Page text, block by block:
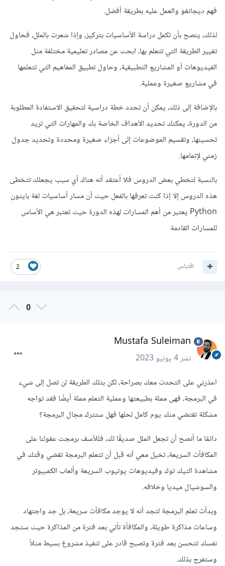
فهم ديجانغو والعمل عليه بطريقة أفضل.
لذلك، ينصح بأن تكمل دراسة الأساسيات بتركيز، وإذا شعرت بالملل، فحاول
تغيير الطريقة التي تتعلم بها، ابحث عن مصادر تعليمية مختلفة مثل
الفيديوهات أو المشاريع التطبيقية، وحاول تطبيق المفاهيم التي تتعلمها
في مشاريع صغيرة وعملية.
بالإضافة إلى ذلك، يمكن أن تحدد خطة دراسية لتحقيق الاستفادة المطلوبة
من الدورة، يمكنك تحديد الأهداف الخاصة بك والمهارات التي تريد
تحسينها، وتقسيم الموضوعات إلى أجزاء صغيرة ومحددة وتحديد جدول
زمني لإتمامها.
بالنسبة لتخطي بعض الدروس فلا أعتقد أنه هناك أي سبب يجعلك تتخطى
هذه الدروس إلا إذا كنت تعرفها بالفعل حيث أن مسار أساسيات لغة بايثون
Python يعتبر من أهم المسارات لهذه الدورة حيث تعتبر هي الأساس
للمسارات القادمة
2 اقتباس
0
Mustafa Suleiman
نشر4 يونيو 2023
اعذرني على التحدث معك بصراحة، لكن بتلك الطريقة لن تصل إلى شيء
في البرمجة، فهى مملة بطبيعتها وعملية التعلم مملة أيضًا فقد تواجه
مشكلة تقتضي منك يوم كامل لحلها فهل ستترك مجال البرمجة؟
دائمًا ما أنصح أن تجعل الملل صديقًا لك، فللأسف برمجت عقولنا على
المكافآت السريعة، تخيل معي أنه قبل أن تتعلم البرمجة تقضي وقتك في
مشاهدة التيك توك وفيديوهات يوتيوب السريعة وألعاب الكمبيوتر
والسوشيال ميديا وخلافه.
وبدأت تعلم البرمجة لتجد أنه لا يوجد مكافآت سريعة، بل جد واجتهاد
وساعات مذاكرة طويلة، والمكافأة تأتي بعد فترة من المذاكرة حيث ستجد
نفسك تتحسن بعد فترة وتصبح قادر على تنفيذ مشروع بسيط مثلاً
وستفرح بذلك.